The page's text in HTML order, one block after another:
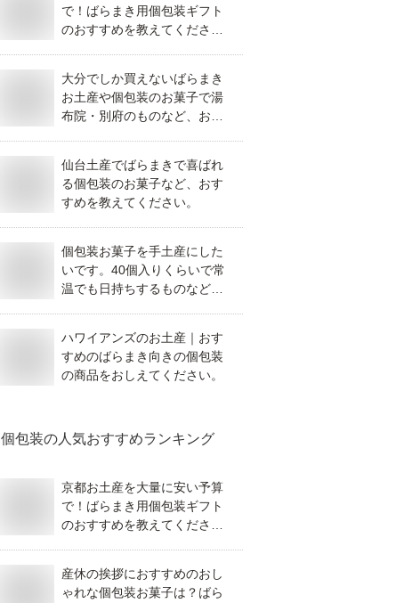
で！ばらまき用個包装ギフト
のおすすめを教えてくださ
大分でしか買えないばらまき
お土産や個包装のお菓子で湯
布院・別府のものなど、おす
仙台土産でばらまきで喜ばれ
る個包装のお菓子など、おす
すめを教えてください。
個包装お菓子を手土産にした
いです。40個入りくらいで常
温でも日持ちするものなど、
ハワイアンズのお土産｜おす
すめのばらまき向きの個包装
の商品をおしえてください。
個包装の人気おすすめランキング
京都お土産を大量に安い予算
で！ばらまき用個包装ギフト
のおすすめを教えてくださ
産休の挨拶におすすめのおし
ゃれな個包装お菓子は？ばら